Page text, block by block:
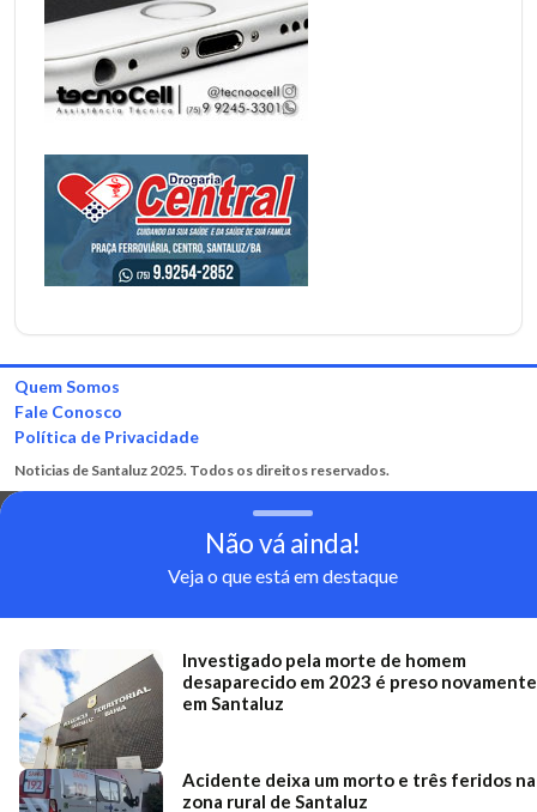
Quem Somos
Fale Conosco
Política de Privacidade
Noticias de Santaluz 2025. Todos os direitos reservados.
Não vá ainda!
Veja o que está em destaque
Investigado pela morte de homem
desaparecido em 2023 é preso novamente
em Santaluz
Acidente deixa um morto e três feridos na
zona rural de Santaluz